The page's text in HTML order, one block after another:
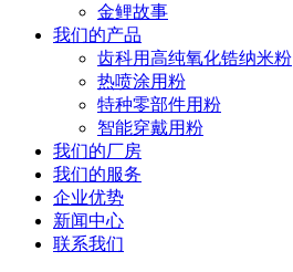
金鲤故事
我们的产品
齿科用高纯氧化锆纳米粉
热喷涂用粉
特种零部件用粉
智能穿戴用粉
我们的厂房
我们的服务
企业优势
新闻中心
联系我们